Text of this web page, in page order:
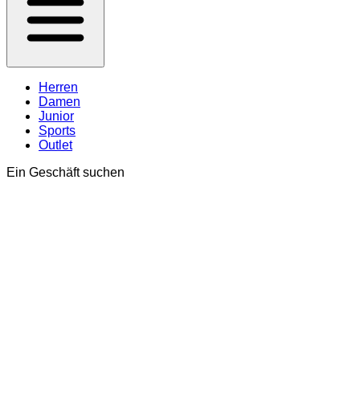
Herren
Damen
Junior
Sports
Outlet
Ein Geschäft suchen